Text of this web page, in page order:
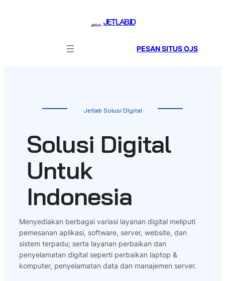
JETLAB.ID
PESAN SITUS OJS
Jetlab Solusi DIgital
Solusi Digital
Untuk
Indonesia
Menyediakan berbagai variasi layanan digital meliputi
pemesanan aplikasi, software, server, website, dan
sistem terpadu; serta layanan perbaikan dan
penyelamatan digital seperti perbaikan laptop &
komputer, penyelamatan data dan manajemen server.